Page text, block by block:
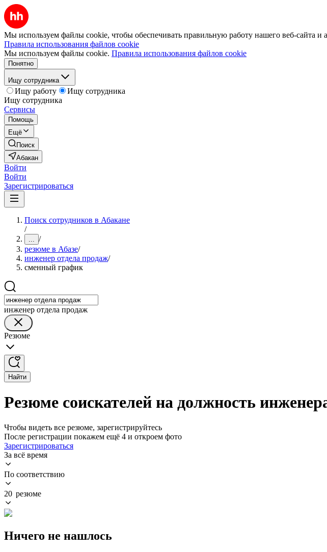
Мы используем файлы cookie, чтобы обеспечивать правильную работу нашего веб-сайта и
Правила использования файлов cookie
Мы используем файлы cookie. Правила использования файлов cookie
Понятно
Ищу сотрудника
Ищу работу
Ищу сотрудника
Ищу сотрудника
Сервисы
Помощь
Ещё
Поиск
Абакан
Войти
Войти
Зарегистрироваться
Поиск сотрудников в Абакане
/
... /
резюме в Абазе/
инженер отдела продаж/
сменный график
инженер отдела продаж
Резюме
Найти
Резюме соискателей на должность
Чтобы видеть все резюме, зарегистрируйтесь
После регистрации покажем ещё 4 и откроем фото
Зарегистрироваться
За всё время
По соответствию
20 резюме
Ничего не нашлось